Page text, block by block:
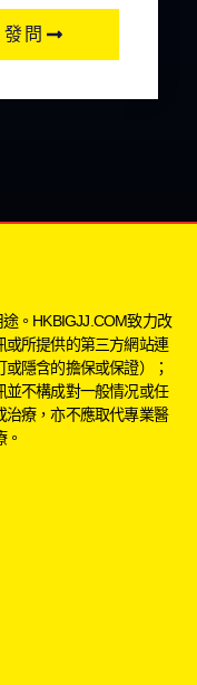
問
。HKBIGJJ.COM致力改
所提供的第三方網站連
隱含的擔保或保證）；
不構成對一般情况或任
療，亦不應取代專業醫